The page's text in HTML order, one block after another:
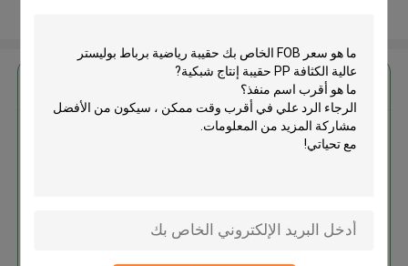
احصل على افضل سعر ل
حقيبة رياضية برباط بوليستر عالية